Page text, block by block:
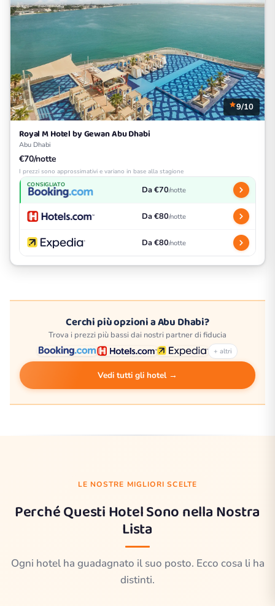
9/10
Royal M Hotel by Gewan Abu Dhabi
Abu Dhabi
€70/notte
I prezzi sono approssimativi e variano in base alla stagione
CONSIGLIATO Da €70/notte
Da €80/notte
Da €80/notte
Cerchi più opzioni a Abu Dhabi?
Trova i prezzi più bassi dai nostri partner di fiducia
+ altri
Vedi tutti gli hotel →
LE NOSTRE MIGLIORI SCELTE
Perché Questi Hotel Sono nella Nostra
Lista
Ogni hotel ha guadagnato il suo posto. Ecco cosa li ha
distinti.